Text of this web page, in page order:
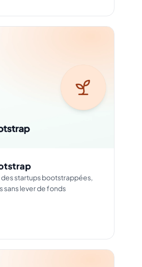
des startups bootstrappées,
sans lever de fonds